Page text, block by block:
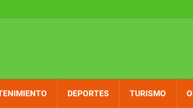
DEPORTES TURISMO